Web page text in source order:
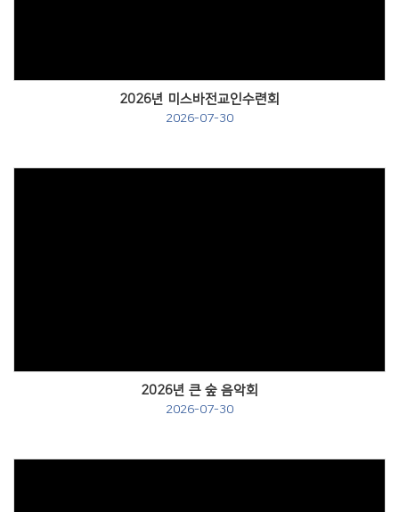
2026년 미스바전교인수련회
2026-07-30
2026년 큰 숲 음악회
2026-07-30